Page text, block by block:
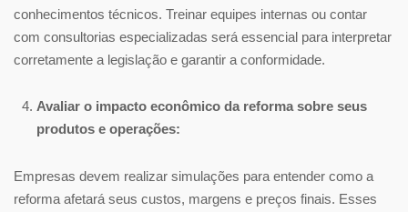
conhecimentos técnicos. Treinar equipes internas ou contar
com consultorias especializadas será essencial para interpretar
corretamente a legislação e garantir a conformidade.
Avaliar o impacto econômico da reforma sobre seus
produtos e operações:
Empresas devem realizar simulações para entender como a
reforma afetará seus custos, margens e preços finais. Esses